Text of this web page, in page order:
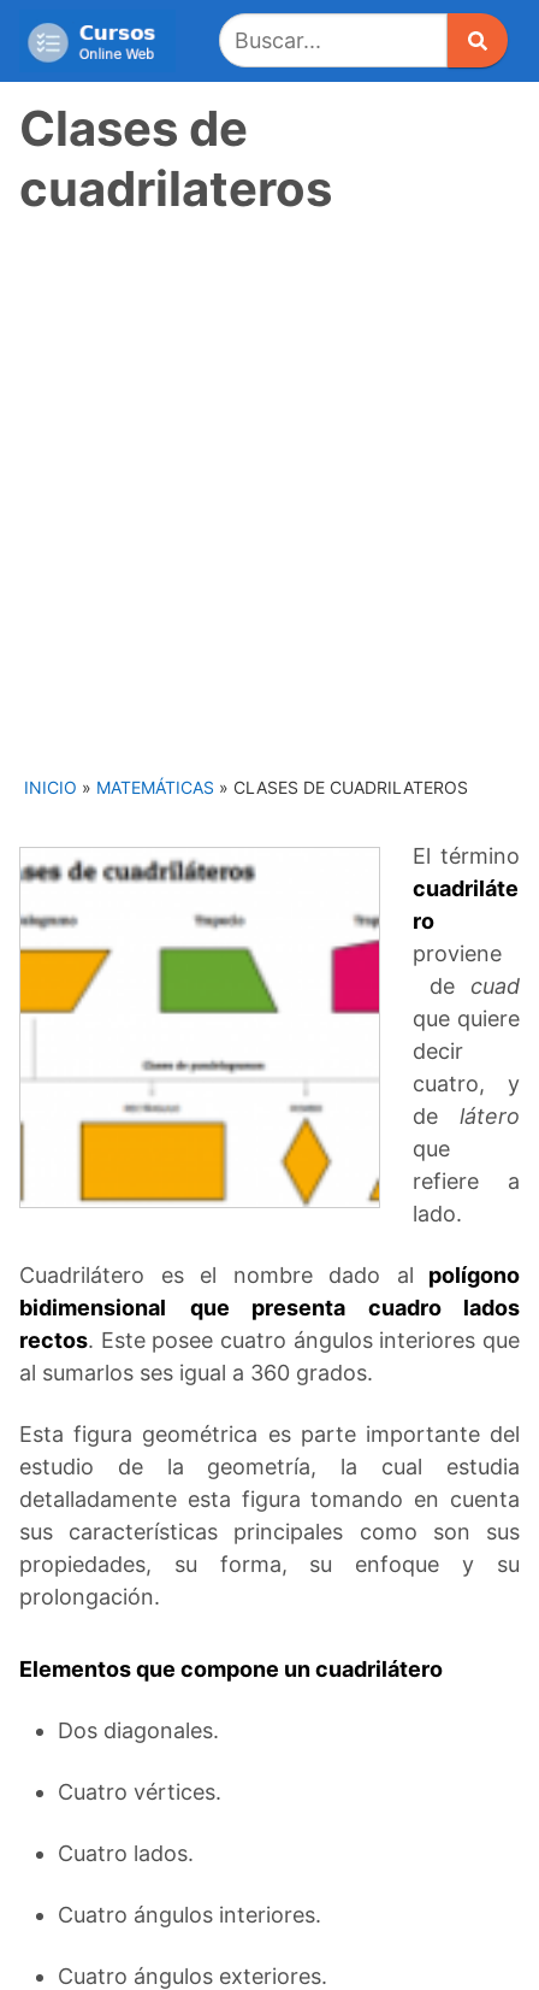
Clases de
cuadrilateros
INICIO » MATEMÁTICAS » CLASES DE CUADRILATEROS
El término
cuadriláte
ro
proviene
decuad
que quiere
decir
cuatro, y
de látero
que
refiere a
lado.
Cuadrilátero es el nombre dado al polígono
bidimensional
que presenta cuadro lados
rectos. Este posee cuatro ángulos interiores que
al sumarlos ses igual a 360 grados.
Esta figura geométrica es parte importante del
estudio de la geometría, la cual estudia
detalladamente esta figura tomando en cuenta
sus características principales como son sus
propiedades, su forma, su enfoque y su
prolongación.
Elementos que compone un cuadrilátero
Dos diagonales.
Cuatro vértices.
Cuatro lados.
Cuatro ángulos interiores.
Cuatro ángulos exteriores.